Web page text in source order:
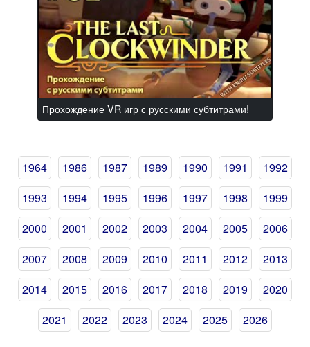
Прохождение VR игр с русскими субтитрами!
1964 1986 1987 1989 1990 1991
1992
1993
1994 1995 1996 1997 1998
1999
2000
2001 2002 2003 2004 2005
2006
2007
2008 2009 2010 2011 2012
2013
2014
2015 2016 2017 2018 2019
2020
2021
2022 2023 2024 2025 2026